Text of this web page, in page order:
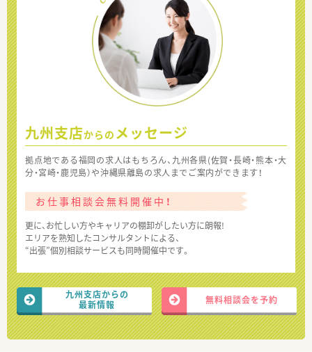
九州支店からの メッセージ
拠点地である福岡の求人はもちろん、九州各県(佐賀・長崎・熊本・大
分・宮崎・鹿児島）や沖縄県離島の求人までご案内ができます！
お仕事相談会無料開催中！
更に、お忙しい方やキャリアの棚卸がしたい方に朗報!
エリアを熟知したコンサルタントによる、
“出張”個別相談サービスも同時開催中です。
九州支店からの
最新情報
無料相談会を予約